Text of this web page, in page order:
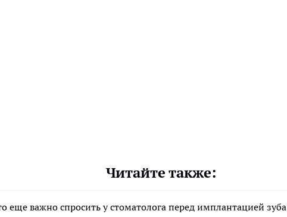
Читайте также:
еще важно спросить у стоматолога перед имплантацией зуба